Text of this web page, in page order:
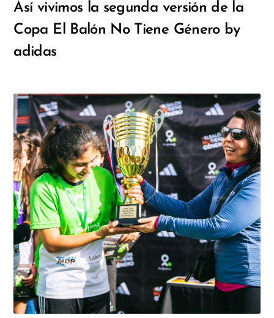
Así vivimos la segunda versión de la
Copa El Balón No Tiene Género by
adidas